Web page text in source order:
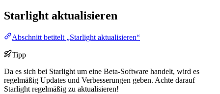
Starlight aktualisieren
Abschnitt betitelt „Starlight aktualisieren“
Tipp
Da es sich bei Starlight um eine Beta-Software handelt, wird es
regelmäßig Updates und Verbesserungen geben. Achte darauf
Starlight regelmäßig zu aktualisieren!